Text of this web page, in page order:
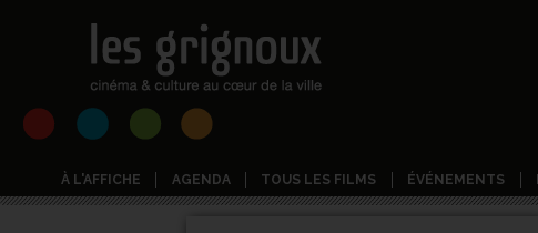
À L'AFFICHE AGENDA TOUS LES FILMS ÉVÉNEMENTS